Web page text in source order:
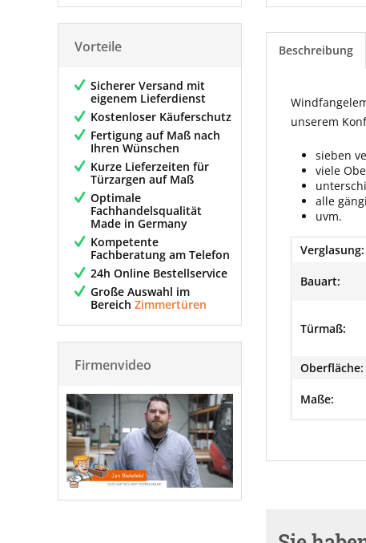
Vorteile
Sicherer Versand mit
eigenem Lieferdienst
Kostenloser Käuferschutz
Fertigung auf Maß nach
Ihren Wünschen
Kurze Lieferzeiten für
Türzargen auf Maß
Optimale
Fachhandelsqualität
Made in Germany
Kompetente
Fachberatung am Telefon
24h Online Bestellservice
Große Auswahl im
Bereich Zimmertüren
Firmenvideo
Beschreibung
unserem
sieben
viele
alle
uvm.
Verglasung:
Bauart:
Türmaß:
Oberfläche:
Maße: